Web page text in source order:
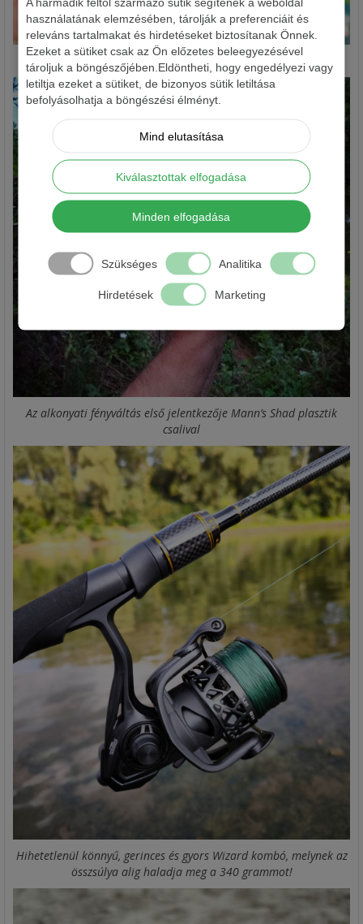
használatának elemzésében, tárolják a preferenciáit és
releváns tartalmakat és hirdetéseket biztosítanak Önnek.
Ezeket a sütiket csak az Ön előzetes beleegyezésével
tároljuk a böngészőjében.Eldöntheti, hogy engedélyezi vagy
letiltja ezeket a sütiket, de bizonyos sütik letiltása
befolyásolhatja a böngészési élményt.
Mind elutasítása
Kiválasztottak elfogadása
Minden elfogadása
Szükséges Analitika
Hirdetések Marketing
Ha plasztikcsalis pergetés, akkor egyértelműen Mann’s!
Az alkonyati fényváltás első jelentkezője Mann’s Shad plasztik
csalival
Hihetetlenül könnyű, gerinces és gyors Wizard kombó, melynek az
összsúlya alig haladja meg a 340 grammot!